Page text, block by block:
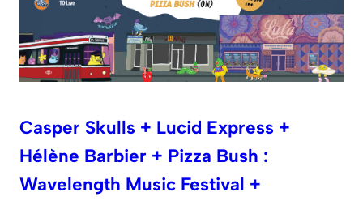
Casper Skulls + Lucid Express +
Hélène Barbier + Pizza Bush :
Wavelength Music Festival +